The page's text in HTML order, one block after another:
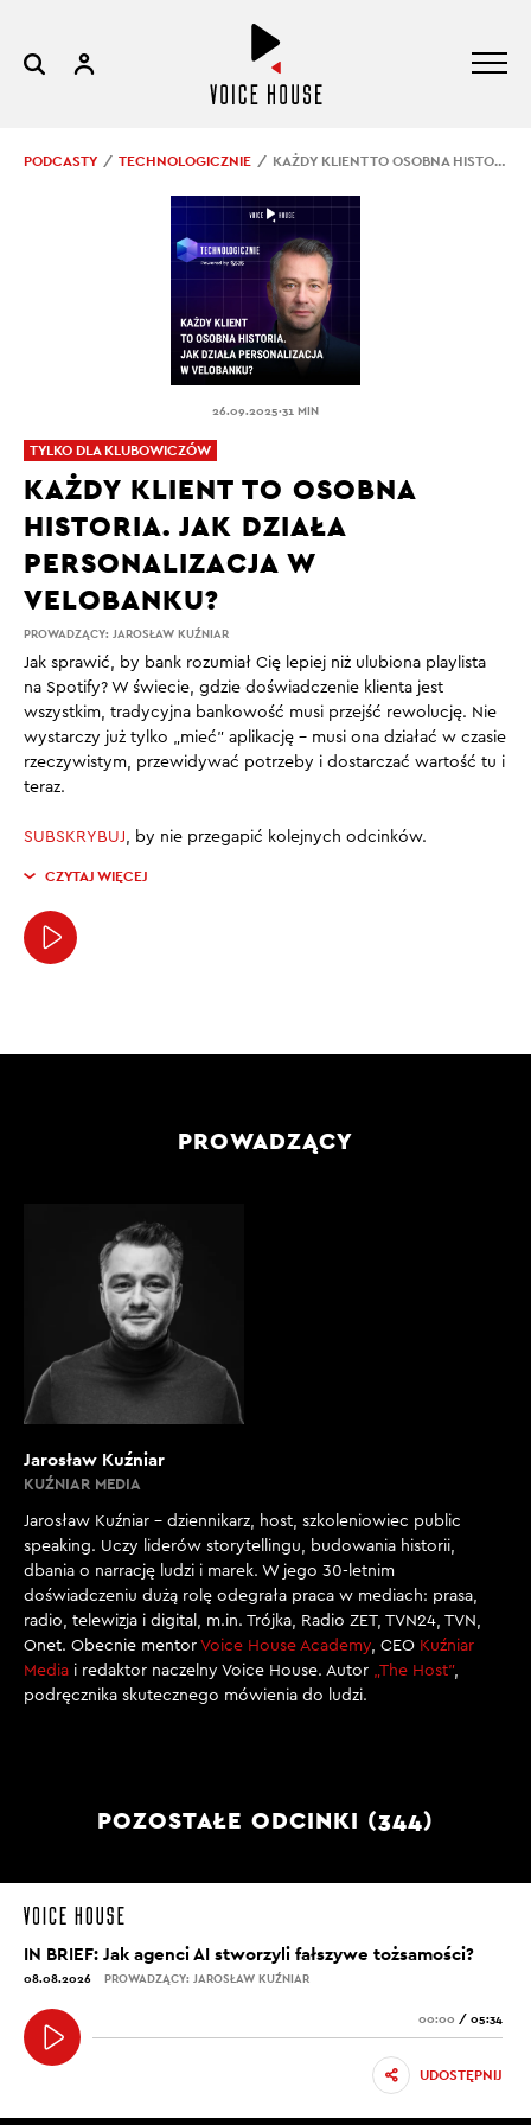
PODCASTY TECHNOLOGICZNIE KAŻDY KLIENT TO OSOBNA HISTORIA. JAK DZIAŁA PERSONALIZACJA W VELOBANKU?
26.09.2025.31 MIN
PROWADZĄCY: JAROSŁAW KUŹNIAR
KAŻDY KLIENT TO OSOBNA
HISTORIA. JAK DZIAŁA
PERSONALIZACJA W
VELOBANKU?
Jak sprawić, by bank rozumiał Cię lepiej niż ulubiona playlista
na Spotify? W świecie, gdzie doświadczenie klienta jest
wszystkim, tradycyjna bankowość musi przejść rewolucję. Nie
wystarczy już tylko „mieć” aplikację – musi ona działać w czasie
rzeczywistym, przewidywać potrzeby i dostarczać wartość tu i
teraz.
SUBSKRYBUJ, by nie przegapić kolejnych odcinków.
CZYTAJ WIĘCEJ
TYLKO DLA KLUBOWICZÓW
PROWADZĄCY
Jarosław Kuźniar
KUŹNIAR MEDIA
Jarosław Kuźniar – dziennikarz, host, szkoleniowiec public
speaking. Uczy liderów storytellingu, budowania historii,
dbania o narrację ludzi i marek. W jego 30-letnim
doświadczeniu dużą rolę odegrała praca w mediach: prasa,
radio, telewizja i digital, m.in. Trójka, Radio ZET, TVN24, TVN,
Onet. Obecnie mentor Voice House Academy, CEO Kuźniar
Media i redaktor naczelny Voice House. Autor „The Host”,
podręcznika skutecznego mówienia do ludzi.
POZOSTAŁE ODCINKI (344)
IN BRIEF: Jak agenci AI stworzyli fałszywe tożsamości?
08.08.2026 PROWADZĄCY: JAROSŁAW KUŹNIAR
00:00 / 05:34
UDOSTĘPNIJ